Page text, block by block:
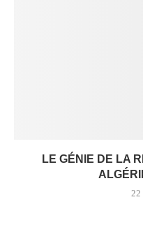
LE GÉNIE DE LA
22